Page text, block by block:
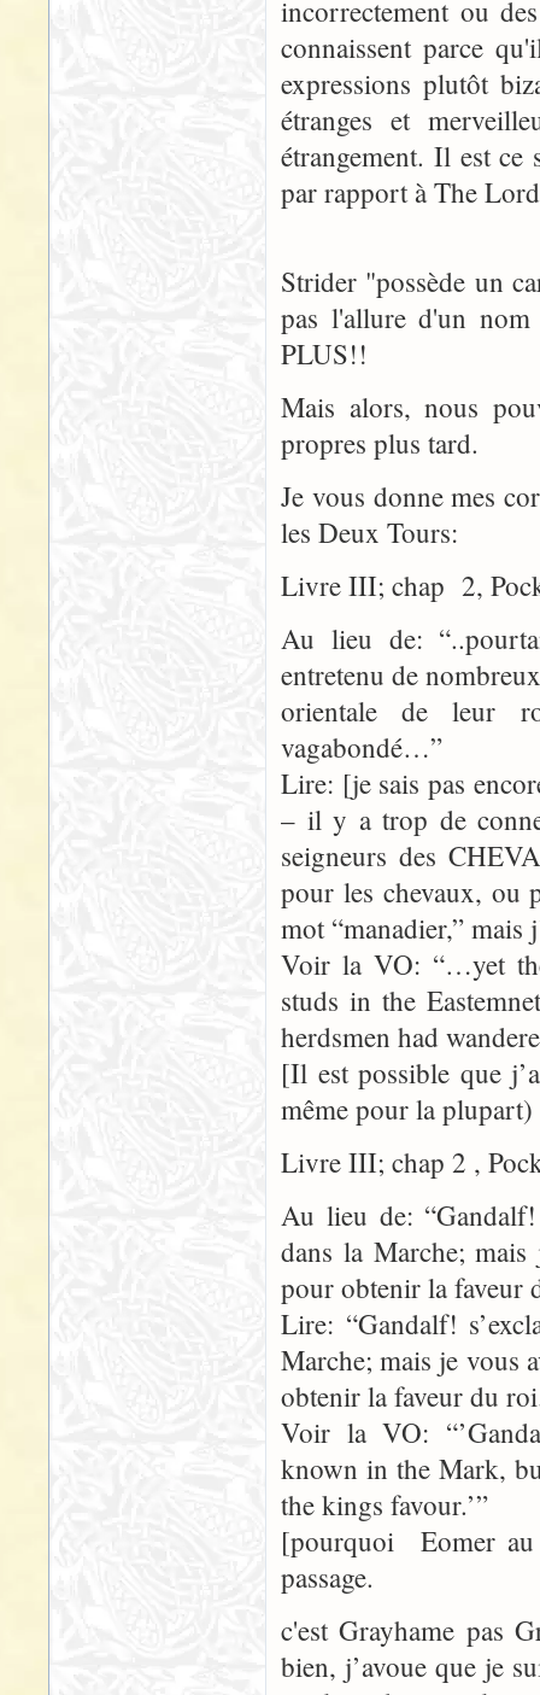
incorrectement ou
connaissent parce
expressions plutôt
étranges et
étrangement. Il est ce
par rapport à The
Strider "possède un
pas l'allure d'un
PLUS!!
Mais alors, nous
propres plus tard.
Je vous donne mes
les Deux Tours:
Livre III; chap 2,
Au lieu de:
entretenu de
orientale de leur
vagabondé…”
Lire: [je sais pas
– il y a trop de
seigneurs des
pour les chevaux, ou
mot “manadier,” mais
Voir la VO: “…yet
studs in the
herdsmen had
[Il est possible que
même pour la
Livre III; chap 2 ,
Au lieu de:
dans la Marche; mais
pour obtenir la faveur
Lire: “Gandalf!
Marche; mais je vous
obtenir la faveur du
Voir la VO:
known in the Mark,
the kings favour.’”
[pourquoi Eomer
passage.
c'est Grayhame pas
bien, j’avoue que je